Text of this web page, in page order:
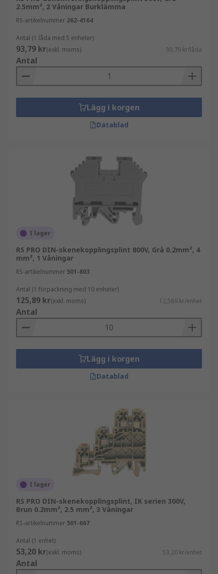
2.5mm², 2 Våningar Burklämma
RS-artikelnummer 262-4164
Antal (1 låda med 5 enheter)
93,79 kr(exkl. moms) 93,79 kr/låda
Antal
Lägg i korgen
Datablad
I lager
RS PRO DIN-skenekopplingsplint 800V, Grå 0.2mm², 4
mm², 1 Våningar
RS-artikelnummer 501-803
Antal (1 förpackning med 10 enheter)
125,89 kr(exkl. moms) 12,589 kr/enhet
Antal
Lägg i korgen
Datablad
I lager
RS PRO DIN-skenekopplingsplint, IK serien 300V,
Brun 0.2mm², 2.5 mm², 3 Våningar
RS-artikelnummer 501-667
Antal (1 enhet)
53,20 kr(exkl. moms) 53,20 kr/enhet
Antal